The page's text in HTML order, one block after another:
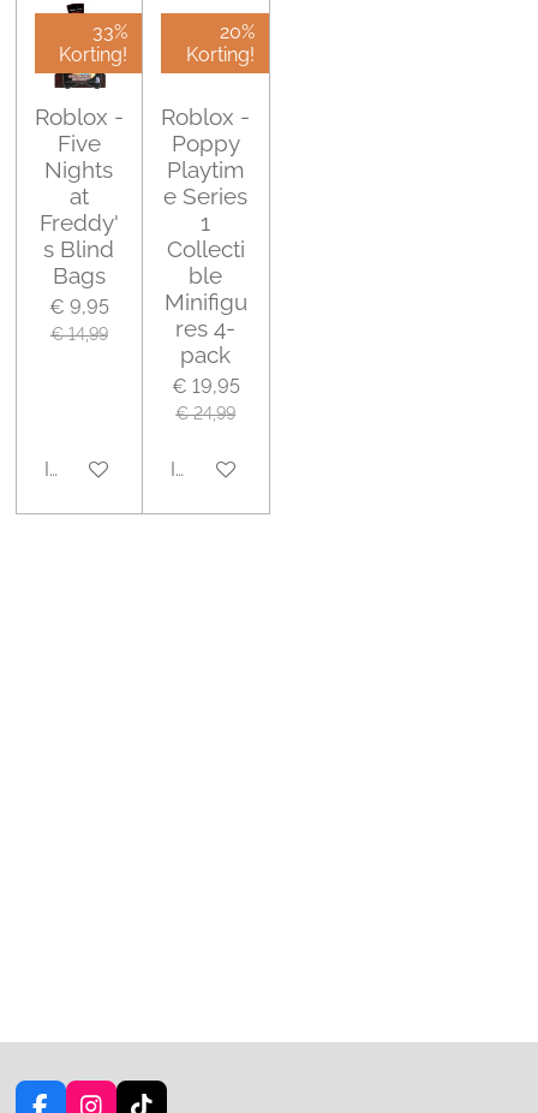
33%
Korting!
Roblox -
Five
Nights
at
Freddy'
s Blind
Bags
€ 9,95
€ 14,99
In winkelwagen
20%
Korting!
Roblox -
Poppy
Playtim
e Series
1
Collecti
ble
Minifigu
res 4-
pack
€ 19,95
€ 24,99
In winkelwagen